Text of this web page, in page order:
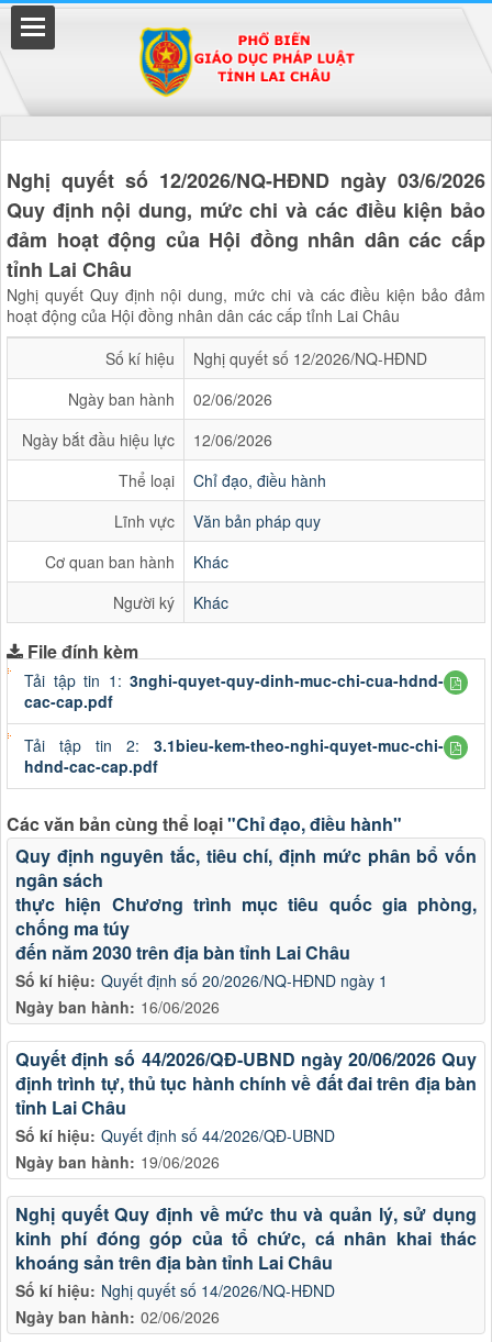
Nghị quyết số 12/2026/NQ-HĐND ngày 03/6/2026
Quy định nội dung, mức chi và các điều kiện bảo
đảm hoạt động của Hội đồng nhân dân các cấp
tỉnh Lai Châu
Nghị quyết Quy định nội dung, mức chi và các điều kiện bảo đảm
hoạt động của Hội đồng nhân dân các cấp tỉnh Lai Châu
Số kí hiệu
Nghị quyết số 12/2026/NQ-HĐND
Ngày ban hành
02/06/2026
Ngày bắt đầu hiệu lực
12/06/2026
Thể loại
Chỉ đạo, điều hành
Lĩnh vực
Văn bản pháp quy
Cơ quan ban hành
Khác
Người ký
Khác
File đính kèm
Tải tập tin 1: 3nghi-quyet-quy-dinh-muc-chi-cua-hdnd-
cac-cap.pdf
Tải tập tin 2: 3.1bieu-kem-theo-nghi-quyet-muc-chi-
hdnd-cac-cap.pdf
Các văn bản cùng thể loại"Chỉ đạo, điều hành"
Số kí hiệu: Quyết định số 20/2026/NQ-HĐND ngày 1
Ngày ban hành: 16/06/2026
Quy định nguyên tắc, tiêu chí, định mức phân bổ vốn
ngân sách
thực hiện Chương trình mục tiêu quốc gia phòng,
chống ma túy
đến năm 2030 trên địa bàn tỉnh Lai Châu
Số kí hiệu: Quyết định số 44/2026/QĐ-UBND
Ngày ban hành: 19/06/2026
Quyết định số 44/2026/QĐ-UBND ngày 20/06/2026 Quy
định trình tự, thủ tục hành chính về đất đai trên địa bàn
tỉnh Lai Châu
Số kí hiệu: Nghị quyết số 14/2026/NQ-HĐND
Ngày ban hành: 02/06/2026
Nghị quyết Quy định về mức thu và quản lý, sử dụng
kinh phí đóng góp của tổ chức, cá nhân khai thác
khoáng sản trên địa bàn tỉnh Lai Châu
Đã kết nối EMC